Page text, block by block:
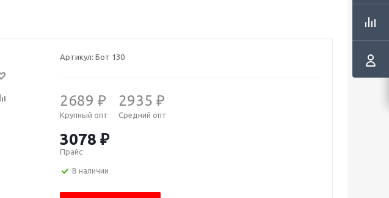
Артикул: Бот 130
2689 ₽
Крупный опт
2935 ₽
Средний опт
3078 ₽
Прайс
В наличии